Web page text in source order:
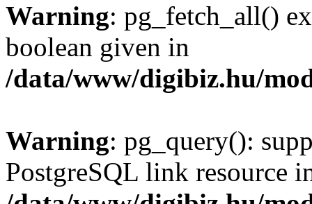
Warning: pg_fetch_all()
boolean given in
/data/www/digibiz.hu/
Warning: pg_query():
PostgreSQL link resource